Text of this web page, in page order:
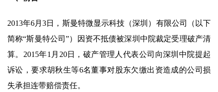
2013年6月3日，斯曼特微显示科技（深圳）有限公司（以下
简称“斯曼特公司”）因资不抵债被深圳中院裁定受理破产清
算。2015年1月20日，破产管理人代表公司向深圳中院提起
诉讼，要求胡秋生等6名董事对股东欠缴出资造成的公司损
失承担连带赔偿责任。